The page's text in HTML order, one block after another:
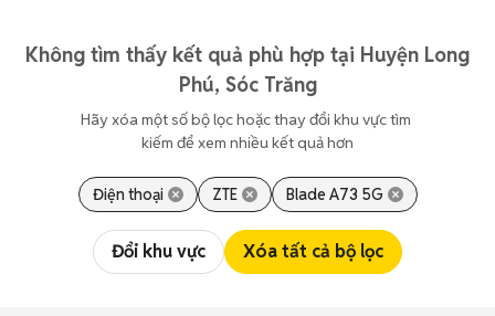
Không tìm thấy kết quả phù hợp tại Huyện Long
Phú, Sóc Trăng
Hãy xóa một số bộ lọc hoặc thay đổi khu vực tìm
kiếm để xem nhiều kết quả hơn
Điện thoại ZTE Blade A73 5G
Đổi khu vực Xóa tất cả bộ lọc